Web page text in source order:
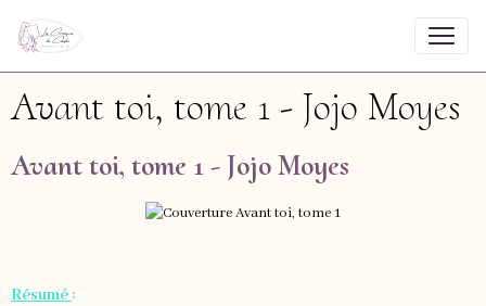
Avant toi, tome 1 - Jojo Moyes
Avant toi, tome 1 - Jojo Moyes
Résumé :